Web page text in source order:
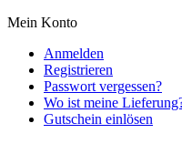
Mein Konto
Anmelden
Registrieren
Passwort vergessen?
Wo ist meine
Gutschein einlösen